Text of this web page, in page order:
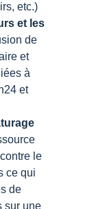
etc.)
et les
de
et
à
et
le
ce qui
de
sur une